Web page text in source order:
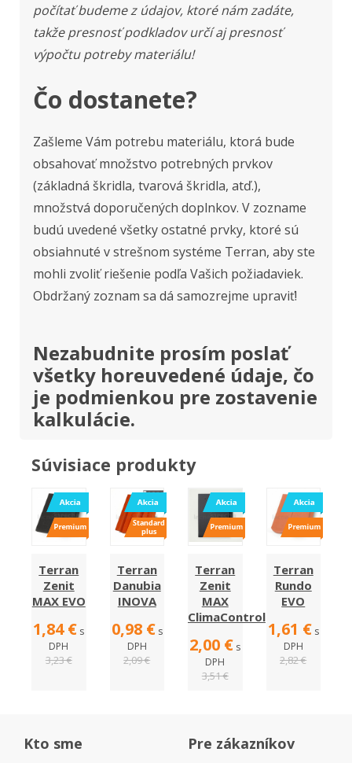
počítať budeme z údajov, ktoré nám zadáte,
takže presnosť podkladov určí aj presnosť
výpočtu potreby materiálu!
Čo dostanete?
Zašleme Vám potrebu materiálu, ktorá bude
obsahovať množstvo potrebných prvkov
(základná škridla, tvarová škridla, atď.),
množstvá doporučených doplnkov. V zozname
budú uvedené všetky ostatné prvky, ktoré sú
obsiahnuté v strešnom systéme Terran, aby ste
mohli zvoliť riešenie podľa Vašich požiadaviek.
Obdržaný zoznam sa dá samozrejme upraviť!
Nezabudnite prosím poslať
všetky horeuvedené údaje, čo
je podmienkou pre zostavenie
kalkulácie.
Súvisiace produkty
Terran
Zenit
MAX EVO
1,84 € s
DPH
3,23 €
Terran
Danubia
INOVA
0,98 € s
DPH
2,09 €
Terran
Zenit
MAX
ClimaControl
2,00 € s
DPH
3,51 €
Terran
Rundo
EVO
1,61 € s
DPH
2,82 €
Kto sme Pre zákazníkov